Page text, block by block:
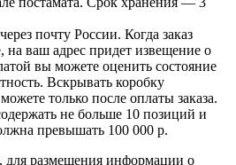
почту России. Когда заказ
на ваш адрес придет извещение о
вы можете оценить состояние
Вскрывать коробку
только после оплаты заказа.
не больше 10 позиций и
превышать 100 000 р.
для размещения информации о